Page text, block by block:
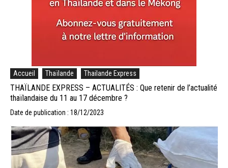
Accueil Thaïlande Thailande Express
THAÏLANDE EXPRESS – ACTUALITÉS : Que retenir de l’actualité
thaïlandaise du 11 au 17 décembre ?
Date de publication : 18/12/2023